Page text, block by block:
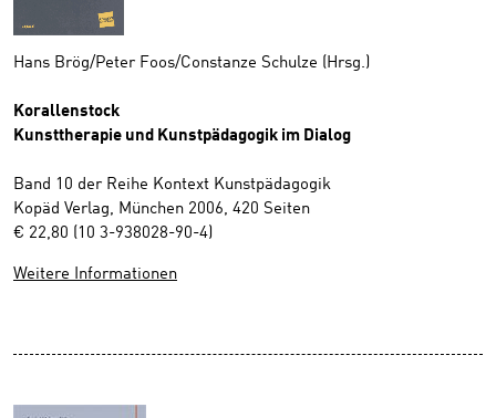
Hans Brög/Peter Foos/Constanze Schulze (Hrsg.)
Korallenstock
Kunsttherapie und Kunstpädagogik im Dialog
Band 10 der Reihe Kontext Kunstpädagogik
Kopäd Verlag, München 2006, 420 Seiten
€ 22,80 (10 3-938028-90-4)
Weitere Informationen